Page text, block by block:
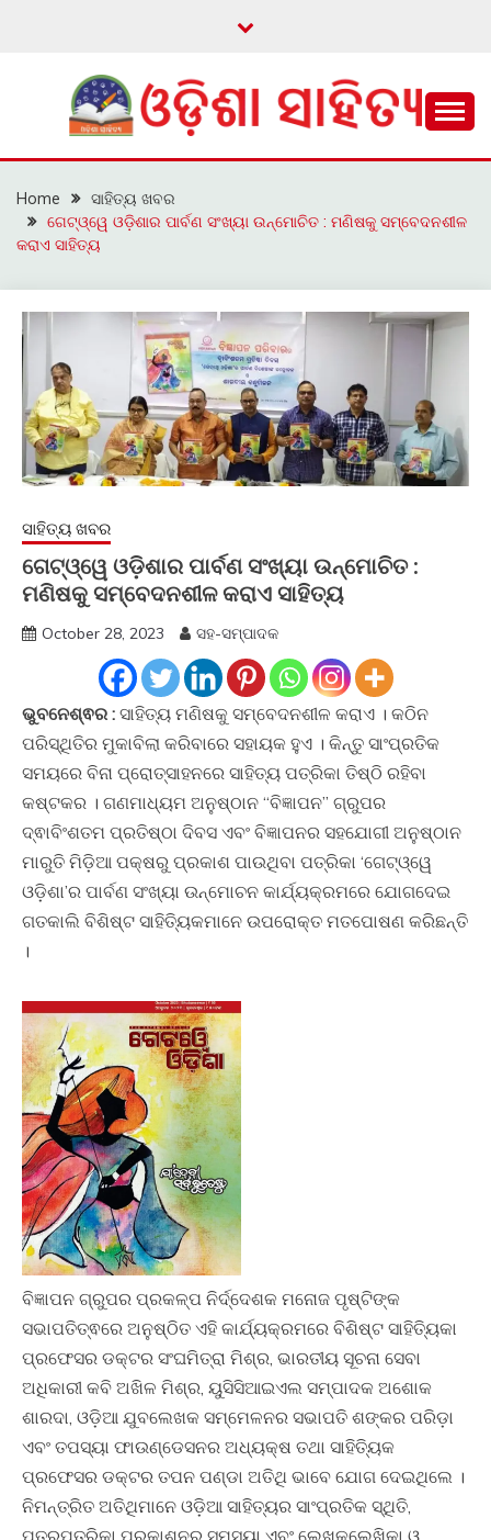
ଓଡ଼ିଶା ସାହିତ୍ୟ
Home
ସାହିତ୍ୟ ଖବର
ଗେଟ୍ଓ୍ୱେ ଓଡ଼ିଶାର ପାର୍ବଣ ସଂଖ୍ୟା ଉନ୍ମୋଚିତ : ମଣିଷକୁ ସମ୍ବେଦନଶୀଳ
କରାଏ ସାହିତ୍ୟ
ସାହିତ୍ୟ ଖବର
ଗେଟ୍ଓ୍ୱେ ଓଡ଼ିଶାର ପାର୍ବଣ ସଂଖ୍ୟା ଉନ୍ମୋଚିତ :
ମଣିଷକୁ ସମ୍ବେଦନଶୀଳ କରାଏ ସାହିତ୍ୟ
October 28, 2023 ସହ-ସମ୍ପାଦକ
ଭୁବନେଶ୍ଵର : ସାହିତ୍ୟ ମଣିଷକୁ ସମ୍ବେଦନଶୀଳ କରାଏ । କଠିନ
ପରିସ୍ଥିତିର ମୁକାବିଲା କରିବାରେ ସହାୟକ ହୁଏ । କିନ୍ତୁ ସାଂପ୍ରତିକ
ସମୟରେ ବିନା ପ୍ରୋତ୍ସାହନରେ ସାହିତ୍ୟ ପତ୍ରିକା ତିଷ୍ଠି ରହିବା
କଷ୍ଟକର । ଗଣମାଧ୍ୟମ ଅନୁଷ୍ଠାନ “ବିଜ୍ଞାପନ” ଗ୍ରୁପର
ଦ୍ଵାବିଂଶତମ ପ୍ରତିଷ୍ଠା ଦିବସ ଏବଂ ବିଜ୍ଞାପନର ସହଯୋଗୀ ଅନୁଷ୍ଠାନ
ମାରୁତି ମିଡ଼ିଆ ପକ୍ଷରୁ ପ୍ରକାଶ ପାଉଥିବା ପତ୍ରିକା ‘ଗେଟ୍ଓ୍ୱେ
ଓଡ଼ିଶା’ର ପାର୍ବଣ ସଂଖ୍ୟା ଉନ୍ମୋଚନ କାର୍ଯ୍ୟକ୍ରମରେ ଯୋଗଦେଇ
ଗତକାଲି ବିଶିଷ୍ଟ ସାହିତ୍ୟିକମାନେ ଉପରୋକ୍ତ ମତପୋଷଣ କରିଛନ୍ତି
।
ବିଜ୍ଞାପନ ଗ୍ରୁପର ପ୍ରକଳ୍ପ ନିର୍ଦ୍ଦେଶକ ମନୋଜ ପୃଷ୍ଟିଙ୍କ
ସଭାପତିତ୍ଵରେ ଅନୁଷ୍ଠିତ ଏହି କାର୍ଯ୍ୟକ୍ରମରେ ବିଶିଷ୍ଟ ସାହିତ୍ୟିକା
ପ୍ରଫେସର ଡକ୍ଟର ସଂଘମିତ୍ରା ମିଶ୍ର, ଭାରତୀୟ ସୂଚନା ସେବା
ଅଧିକାରୀ କବି ଅଖିଳ ମିଶ୍ର, ୟୁସିସିଆଇଏଲ ସମ୍ପାଦକ ଅଶୋକ
ଶାରଦା, ଓଡ଼ିଆ ଯୁବଲେଖକ ସମ୍ମେଳନର ସଭାପତି ଶଙ୍କର ପରିଡ଼ା
ଏବଂ ତପସ୍ୟା ଫାଉଣ୍ଡେସନର ଅଧ୍ୟକ୍ଷ ତଥା ସାହିତ୍ୟିକ
ପ୍ରଫେସର ଡକ୍ଟର ତପନ ପଣ୍ଡା ଅତିଥି ଭାବେ ଯୋଗ ଦେଇଥିଲେ ।
ନିମନ୍ତ୍ରିତ ଅତିଥିମାନେ ଓଡ଼ିଆ ସାହିତ୍ୟର ସାଂପ୍ରତିକ ସ୍ଥିତି,
ପତ୍ରପତ୍ରିକା ପ୍ରକାଶନର ସମସ୍ୟା ଏବଂ ଲେଖକଲେଖିକା ଓ